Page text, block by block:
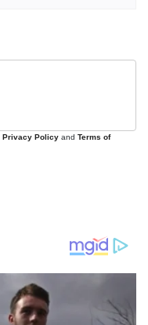
Privacy Policy and Terms of